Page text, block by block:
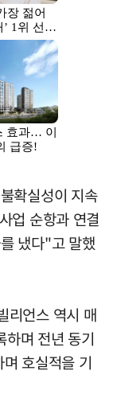
확실성이 지속
업 순항과 연결
냈다"고 말했
리언스 역시 매
며 전년 동기
호실적을 기